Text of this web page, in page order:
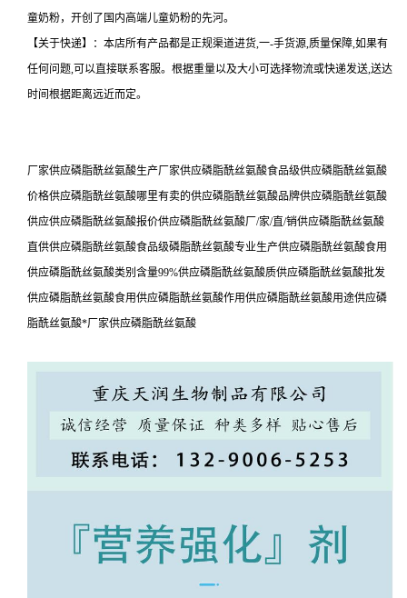
童奶粉，开创了国内高端儿童奶粉的先河。
【关于快递】：本店所有产品都是正规渠道进货,一-手货源,质量保障,如果有
任何问题,可以直接联系客服。根据重量以及大小可选择物流或快递发送,送达
时间根据距离远近而定。
厂家供应磷脂酰丝氨酸生产厂家供应磷脂酰丝氨酸食品级供应磷脂酰丝氨酸
价格供应磷脂酰丝氨酸哪里有卖的供应磷脂酰丝氨酸品牌供应磷脂酰丝氨酸
供应供应磷脂酰丝氨酸报价供应磷脂酰丝氨酸厂/家/直/销供应磷脂酰丝氨酸
直供供应磷脂酰丝氨酸食品级磷脂酰丝氨酸专业生产供应磷脂酰丝氨酸食用
供应磷脂酰丝氨酸类别含量99%供应磷脂酰丝氨酸质供应磷脂酰丝氨酸批发
供应磷脂酰丝氨酸食用供应磷脂酰丝氨酸作用供应磷脂酰丝氨酸用途供应磷
脂酰丝氨酸*厂家供应磷脂酰丝氨酸